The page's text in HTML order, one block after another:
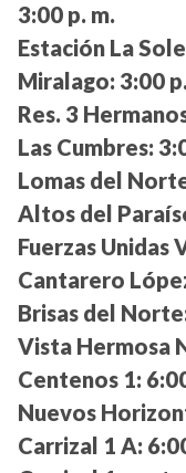
3:00 p. m.
Estación La
Miralago: 3:00
Res. 3
Las Cumbres:
Lomas del
Altos del
Fuerzas Unidas
Cantarero
Brisas del
Vista Hermosa
Centenos 1:
Nuevos
Carrizal 1 A: